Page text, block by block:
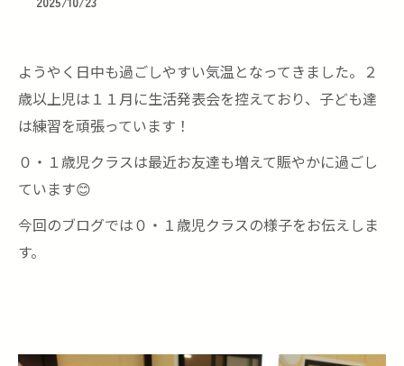
ようやく日中も過ごしやすい気温となってきました。２
歳以上児は１１月に生活発表会を控えており、子ども達
は練習を頑張っています！
０・１歳児クラスは最近お友達も増えて賑やかに過ごし
ています😊
今回のブログでは０・１歳児クラスの様子をお伝えしま
す。